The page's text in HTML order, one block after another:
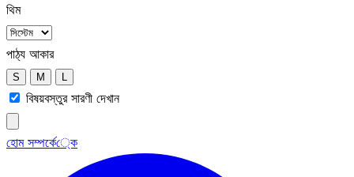
থিম
পাঠ্য আকার
S M L
বিষয়বস্তুর সারণী দেখান
হোম সম্পর্কে